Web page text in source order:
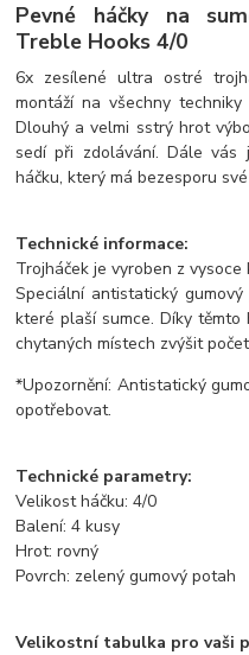
Pevné háčky na
Treble Hooks 4/0
6x zesílené ultra ostré
montáží na všechny
Dlouhý a velmi sstrý hrot
sedí při zdolávání. Dále vás
háčku, který má bezesporu
Technické informace:
Trojháček je vyroben z
Speciální antistatický
které plaší sumce. Díky těmto
chytaných místech zvýšit
*Upozornění: Antistatický
opotřebovat.
Technické parametry:
Velikost háčku: 4/0
Balení: 4 kusy
Hrot: rovný
Povrch: zelený gumový potah
Velikostní tabulka pro vaši